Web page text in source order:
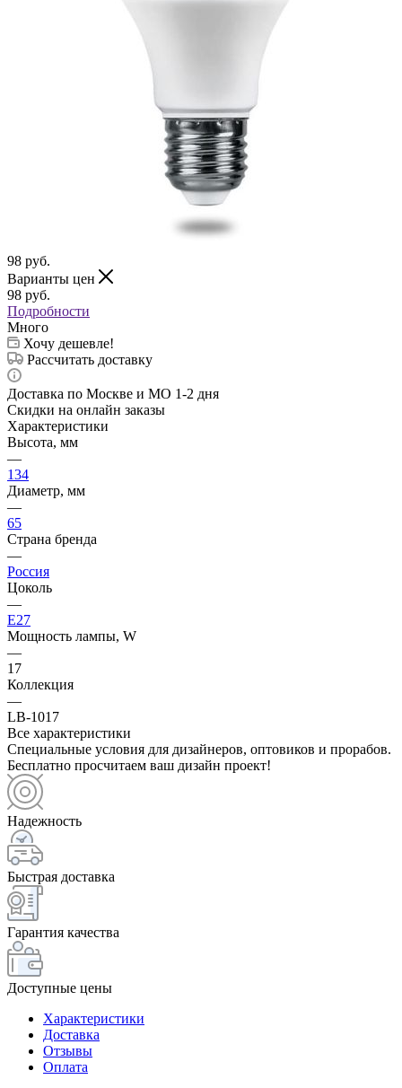
98 руб.
Варианты цен
98 руб.
Подробности
Много
Хочу дешевле!
Рассчитать доставку
Доставка по Москве и МО 1-2 дня
Скидки на онлайн заказы
Характеристики
Высота, мм
—
134
Диаметр, мм
—
65
Страна бренда
—
Россия
Цоколь
—
E27
Мощность лампы, W
—
17
Коллекция
—
LB-1017
Все характеристики
Специальные условия для дизайнеров, оптовиков и прорабов.
Бесплатно просчитаем ваш дизайн проект!
Надежность
Быстрая доставка
Гарантия качества
Доступные цены
Характеристики
Доставка
Отзывы
Оплата